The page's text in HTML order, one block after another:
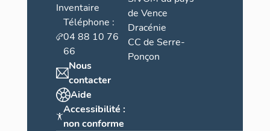
Inventaire
Téléphone :
04 88 10 76
66
Nous
contacter
Aide
Accessibilité :
non conforme
de Vence
Dracénie
CC de Serre-
Ponçon